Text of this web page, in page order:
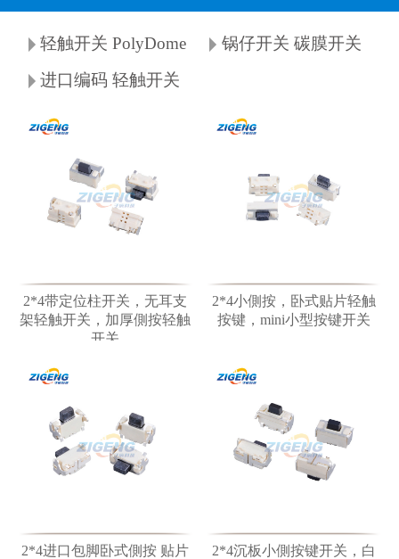
轻触开关 PolyDome
锅仔开关 碳膜开关
进口编码 轻触开关
2*4带定位柱开关，无耳支
架轻触开关，加厚側按轻触
开关
2*4小側按，卧式贴片轻触
按键，mini小型按键开关
2*4进口包脚卧式側按 贴片
2*4沉板小側按键开关，白